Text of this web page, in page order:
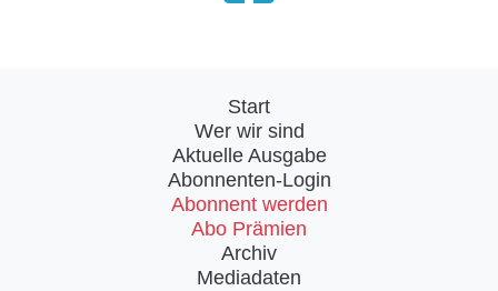
Start
Wer wir sind
Aktuelle Ausgabe
Abonnenten-Login
Abonnent werden
Abo Prämien
Archiv
Mediadaten